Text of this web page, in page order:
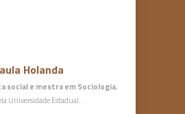
Holanda
social e mestra em Sociologia,
Universidade Estadual…